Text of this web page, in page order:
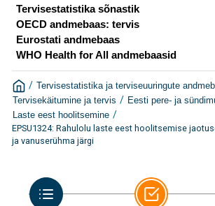
Tervisestatistika sõnastik
OECD andmebaas: tervis
Eurostati andmebaas
WHO Health for All andmebaasid
/ Tervisestatistika ja terviseuuringute
Tervisekäitumine ja tervis / Eesti pere- ja
Laste eest hoolitsemine /
EPSU1324: Rahulolu laste eest hoolitsemise
ja vanuserühma järgi